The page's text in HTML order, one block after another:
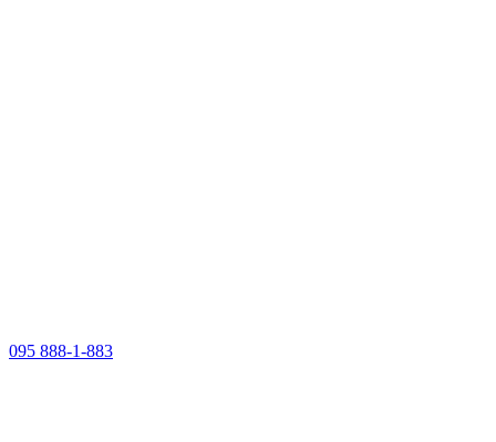
095 888-1-883